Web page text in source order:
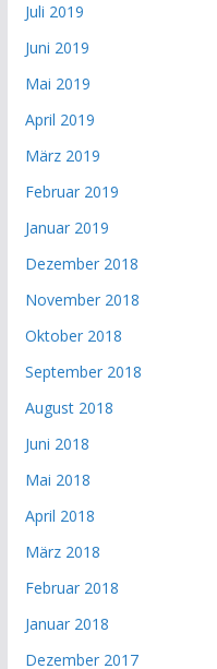
Juli 2019
Juni 2019
Mai 2019
April 2019
März 2019
Februar 2019
Januar 2019
Dezember 2018
November 2018
Oktober 2018
September 2018
August 2018
Juni 2018
Mai 2018
April 2018
März 2018
Februar 2018
Januar 2018
Dezember 2017